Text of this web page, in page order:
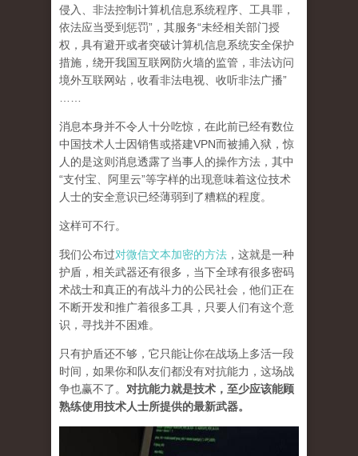
侵入、非法控制计算机信息系统程序、工具罪，
依法应当受到惩罚”，其服务“未经相关部门授
权，具有避开或者突破计算机信息系统安全保护
措施，绕开我国互联网防火墙的监管，非法访问
境外互联网站，收看非法电视、收听非法广播”
消息本身并不令人十分吃惊，在此前已经有数位
中国技术人士因销售或搭建VPN而被捕入狱，惊
人的是这则消息透露了当事人的操作方法，其中
“支付宝、阿里云”等字样的出现意味着这位技术
人士的安全意识已经薄弱到了糟糕的程度。
这样可不行。
我们公布过对微信文本加密的方法 ，这就是一种
护盾，相关武器还有很多，当下全球有很多密码
术战士和真正的有战斗力的公民社会，他们正在
不断开发和推广着很多工具，只要人们有这个意
识，寻找并不困难。
只有护盾还不够，它只能让你在战场上多活一段
时间，如果你和队友们都没有对抗能力，这场战
争也赢不了。 对抗能力就是技术，至少应该能顾
熟练使用技术人士所提供的最新武器。